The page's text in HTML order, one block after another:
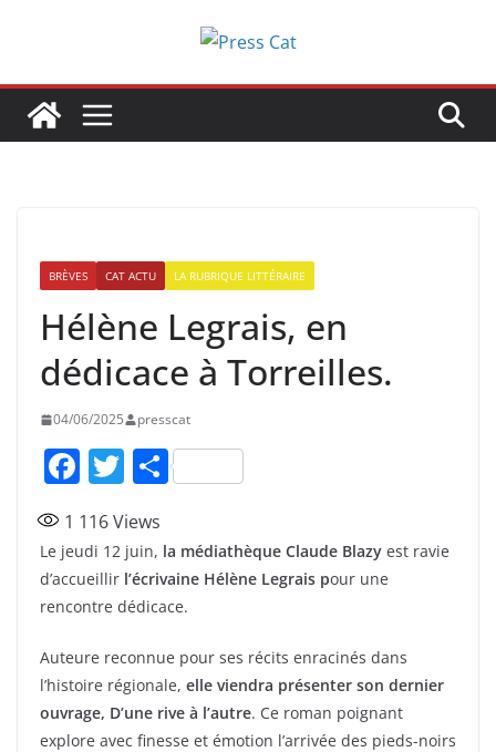
BRÈVES CAT ACTU LA RUBRIQUE LITTÉRAIRE
Hélène Legrais, en
dédicace à Torreilles.
04/06/2025 presscat
F
c
e
b
o
o
k
T
w
itt
er
P
ta
g
er
1 116Views
Le jeudi 12 juin, la médiathèque Claude Blazy est ravie
d’accueillir l’écrivaine Hélène Legrais pour une
rencontre dédicace.
Auteure reconnue pour ses récits enracinés dans
l’histoire régionale, elle viendra présenter son dernier
ouvrage, D’une rive à l’autre. Ce roman poignant
explore avec finesse et émotion l’arrivée des pieds-noirs